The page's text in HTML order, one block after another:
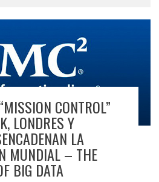
CONTROL”
LONDRES Y
LA
MUNDIAL – THE
BIG DATA